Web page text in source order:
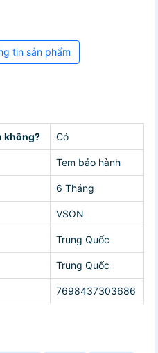
tin sản phẩm
không? Có
Tem bảo hành
6 Tháng
VSON
Trung Quốc
Trung Quốc
7698437303686